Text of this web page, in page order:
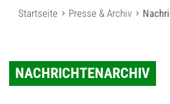
Startseite Presse & Archiv
NACHRICHTENARCHIV